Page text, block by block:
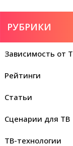
РУБРИКИ
Зависимость от
Рейтинги
Статьи
Сценарии для ТВ
ТВ-технологии